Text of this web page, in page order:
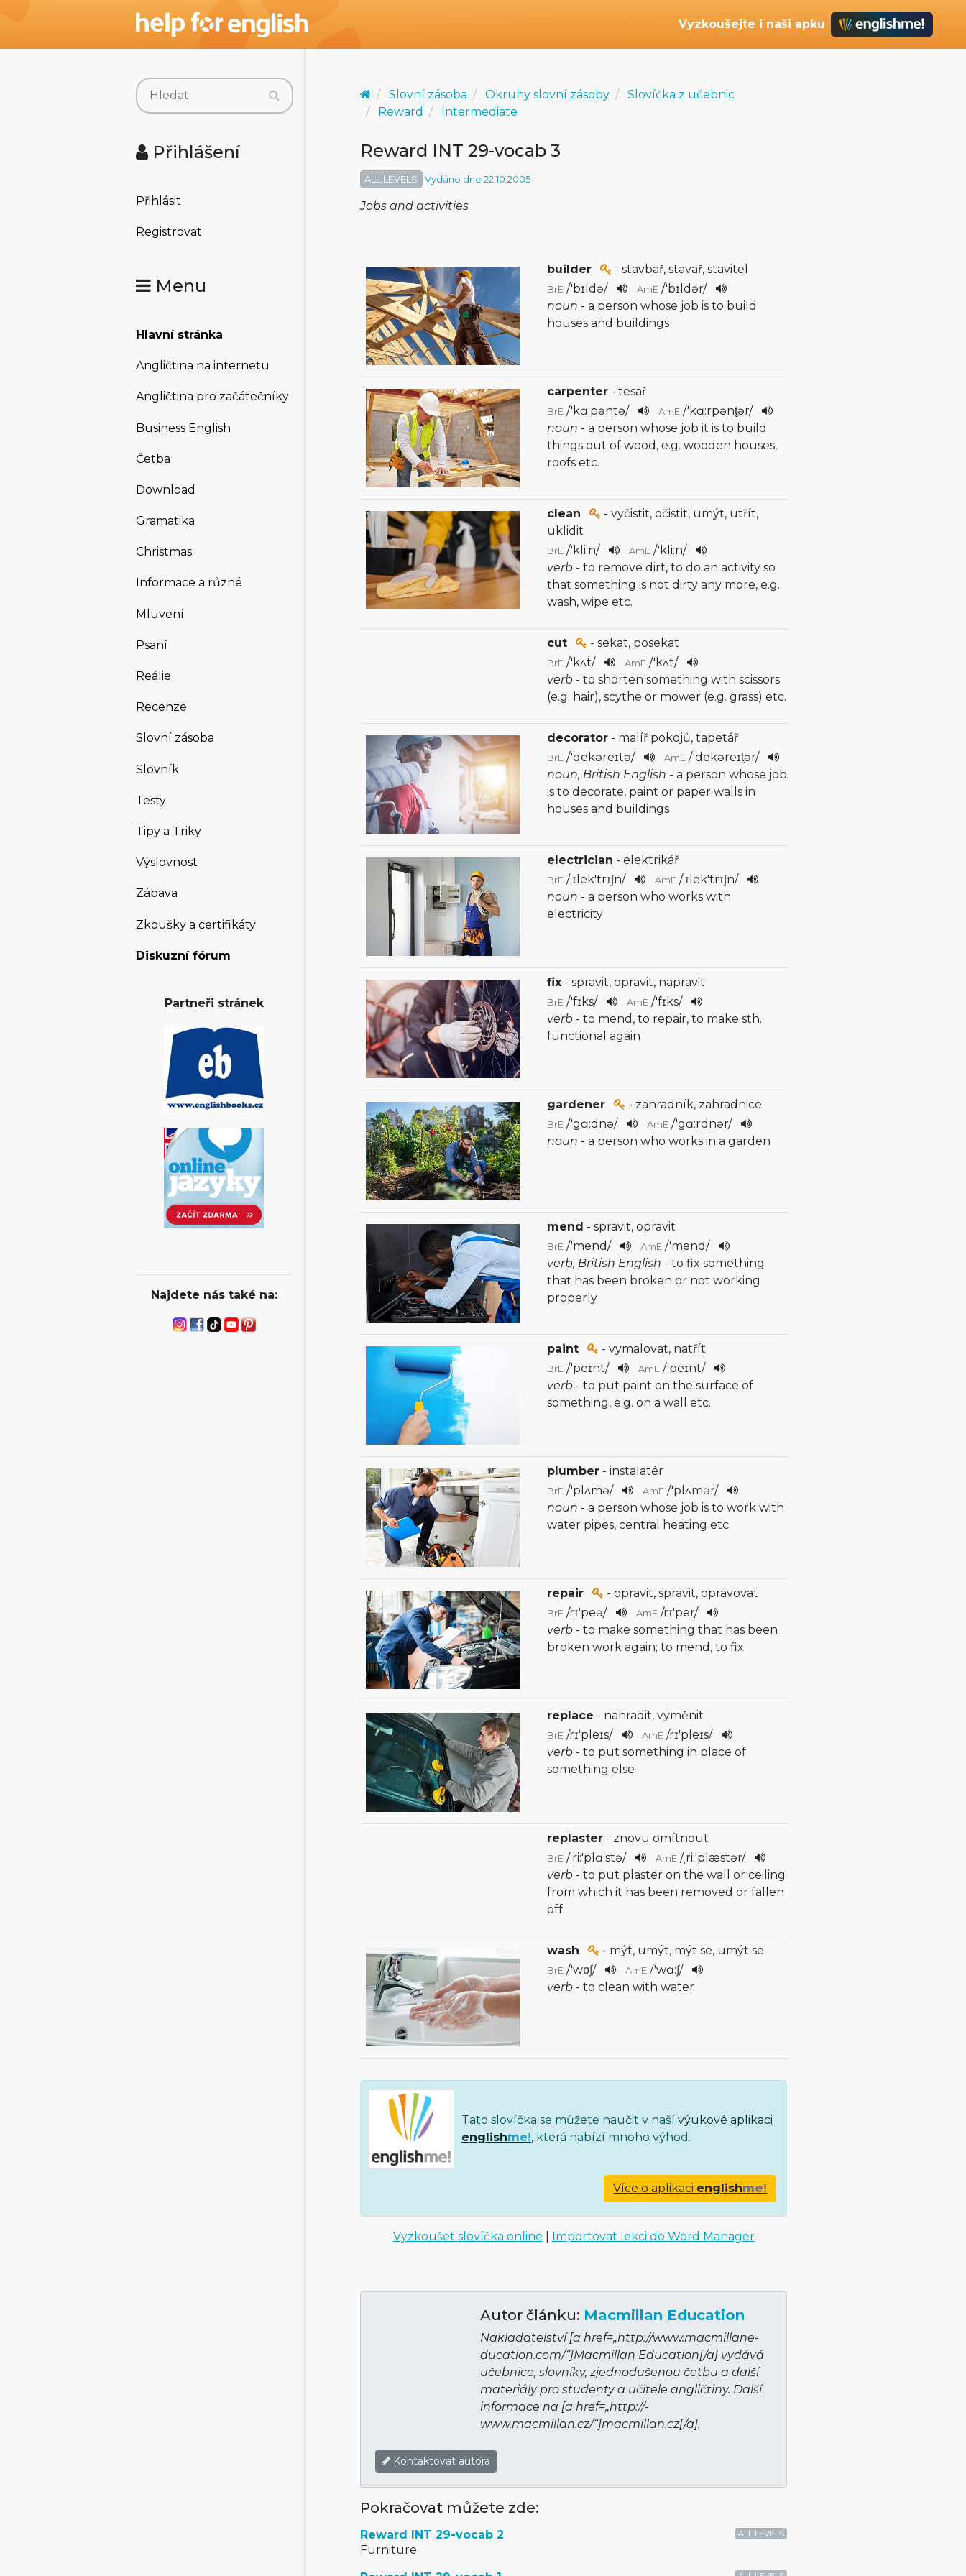
Vyzkoušejte i naši apku
Přihlášení
Přihlásit
Registrovat
Menu
Hlavní stránka
Angličtina na internetu
Angličtina pro začátečníky
Business English
Četba
Download
Gramatika
Christmas
Informace a různé
Mluvení
Psaní
Reálie
Recenze
Slovní zásoba
Slovník
Testy
Tipy a Triky
Výslovnost
Zábava
Zkoušky a certifikáty
Diskuzní fórum
Partneři stránek
Najdete nás také na:
Slovní zásoba Okruhy slovní zásoby
Slovíčka z učebnic
Reward
Intermediate
Reward INT 29-vocab 3
ALL LEVELS Vydáno dne 22.10.2005
Jobs and activities
builder - stavbař, stavař, stavitel
BrE /'bɪldə/ AmE /'bɪldər/
noun - a person whose job is to build
houses and buildings
carpenter - tesař
BrE /'kɑ:pəntə/ AmE /'kɑ:rpənt̬ər/
noun - a person whose job it is to build
things out of wood, e.g. wooden houses,
roofs etc.
clean
- vyčistit, očistit, umýt, utřít,
uklidit
BrE /'kli:n/ AmE /'kli:n/
verb - to remove dirt, to do an activity so
that something is not dirty any more, e.g.
wash, wipe etc.
cut - sekat, posekat
BrE /'kʌt/ AmE /'kʌt/
verb - to shorten something with scissors
(e.g. hair), scythe or mower (e.g. grass) etc.
decorator - malíř pokojů, tapetář
BrE /'dekəreɪtə/ AmE /'dekəreɪt̬ər/
noun, British English - a person whose job
is to decorate, paint or paper walls in
houses and buildings
electrician - elektrikář
BrE /ˌɪlek'trɪʃn/ AmE /ˌɪlek'trɪʃn/
noun - a person who works with
electricity
fix - spravit, opravit, napravit
BrE /'fɪks/ AmE /'fɪks/
verb - to mend, to repair, to make sth.
functional again
gardener - zahradník, zahradnice
BrE /'gɑ:dnə/ AmE /'gɑ:rdnər/
noun - a person who works in a garden
mend - spravit, opravit
BrE /'mend/ AmE /'mend/
verb, British English - to fix something
that has been broken or not working
properly
paint - vymalovat, natřít
BrE /'peɪnt/ AmE /'peɪnt/
verb - to put paint on the surface of
something, e.g. on a wall etc.
plumber - instalatér
BrE /'plʌmə/ AmE /'plʌmər/
noun - a person whose job is to work with
water pipes, central heating etc.
repair - opravit, spravit, opravovat
BrE /rɪ'peə/ AmE /rɪ'per/
verb - to make something that has been
broken work again; to mend, to fix
replace - nahradit, vyměnit
BrE /rɪ'pleɪs/ AmE /rɪ'pleɪs/
verb - to put something in place of
something else
replaster - znovu omítnout
BrE /ˌri:'plɑ:stə/ AmE /ˌri:'plæstər/
verb - to put plaster on the wall or ceiling
from which it has been removed or fallen
off
wash - mýt, umýt, mýt se, umýt se
BrE /'wɒʃ/ AmE /'wɑ:ʃ/
verb - to clean with water
Tato slovíčka se můžete naučit v naší výukové aplikaci
englishme!, která nabízí mnoho výhod.
Více o aplikaci englishme!
Vyzkoušet slovíčka online Importovat lekci do Word Manager
Autor článku: Macmillan Education
Nakladatelství [a href=„http://­www.macmillane­
ducation.com/“]Mac­millan Education[/a] vydává
učebnice, slovníky, zjednodušenou četbu a další
materiály pro studenty a učitele angličtiny. Další
informace na [a href=„http://­
www.macmillan­.cz/“]macmillan­.cz[/a].
Kontaktovat autora
Pokračovat můžete zde:
ALL LEVELS
Reward INT 29-vocab 2
Furniture